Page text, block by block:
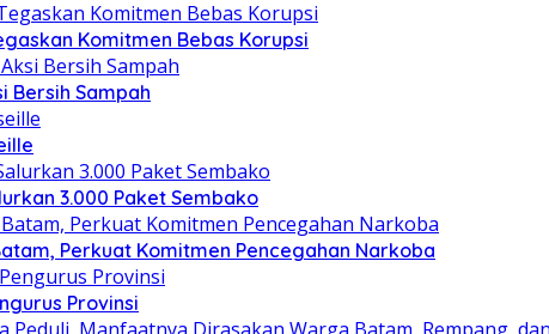
Komitmen Bebas Korupsi
Bersih Sampah
3.000 Paket Sembako
Perkuat Komitmen Pencegahan Narkoba
Provinsi